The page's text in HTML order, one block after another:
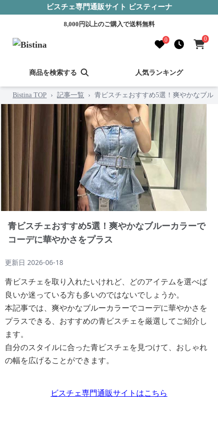
ビスチェ専門通販サイト ビスティーナ
8,000円以上のご購入で送料無料
0 0
商品を検索する 人気ランキング
Bistina TOP › 記事一覧 › 青ビスチェおすすめ5選！爽やかなブル
青ビスチェおすすめ5選！爽やかなブルーカラーで
コーデに華やかさをプラス
更新日 2026-06-18
青ビスチェを取り入れたいけれど、どのアイテムを選べば
良いか迷っている方も多いのではないでしょうか。
本記事では、爽やかなブルーカラーでコーデに華やかさを
プラスできる、おすすめの青ビスチェを厳選してご紹介し
ます。
自分のスタイルに合った青ビスチェを見つけて、おしゃれ
の幅を広げることができます。
ビスチェ専門通販サイトはこちら